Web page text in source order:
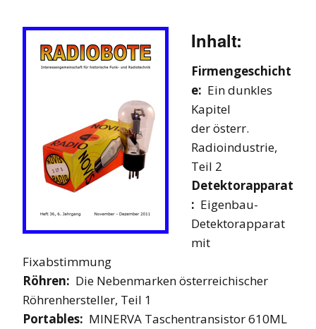
Inhalt:
Firmengeschicht
e: Ein dunkles
Kapitel
der österr.
Radioindustrie,
Teil 2
Detektorapparat
: Eigenbau-
Detektorapparat
mit
Fixabstimmung
Röhren: Die Nebenmarken österreichischer
Röhrenhersteller, Teil 1
Portables: MINERVA Taschentransistor 610ML